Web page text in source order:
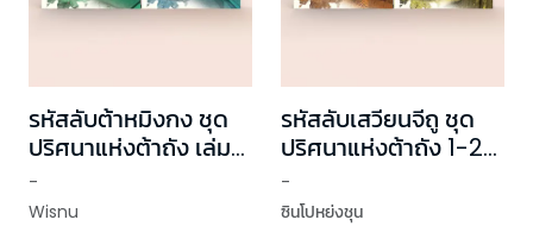
รหัสลับต้าหมิงกง ชุด
ปริศนาแห่งต้าถัง เล่ม
1-2 (2 เล่มจบ)
-
Wisnu
รหัสลับเสวียนจีถู ชุด
ปริศนาแห่งต้าถัง 1-2
(2 เล่มจบ)
-
ซินโปหย่งชุน